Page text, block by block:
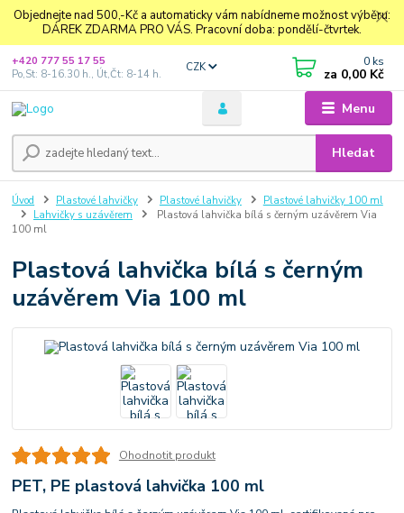
Objednejte nad 500,-Kč a automaticky vám nabídneme možnost výběru:
DÁREK ZDARMA PRO VÁS. Pracovní doba: pondělí-čtvrtek.
Menu
CZK
Hledat
+420 777 55 17 55
Po,St: 8-16.30 h., Út,Čt: 8-14 h.
0 ks
za 0,00 Kč
Úvod Plastové lahvičky Plastové lahvičky
Plastové lahvičky 100 ml
Lahvičky s uzávěrem
Plastová lahvička bílá s černým uzávěrem Via
100 ml
Plastová lahvička bílá s černým
uzávěrem Via 100 ml
Ohodnotit produkt
PET, PE plastová lahvička 100 ml